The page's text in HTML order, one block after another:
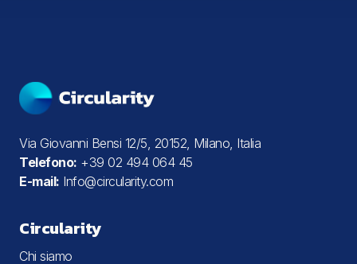
Via Giovanni Bensi 12/5, 20152, Milano, Italia
Telefono: +39 02 494 064 45
E-mail: Info@circularity.com
Circularity
Chi siamo